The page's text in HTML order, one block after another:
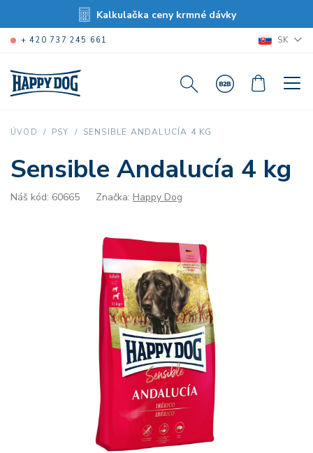
Kalkulačka ceny krmné dávky
+ 420 737 245 661 SK
ÚVOD PSY SENSIBLE ANDALUCÍA 4 KG
Sensible Andalucía 4 kg
Náš kód: 60665 Značka: Happy Dog